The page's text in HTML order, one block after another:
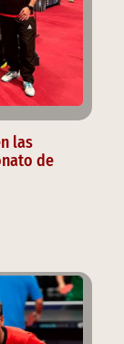
las
de